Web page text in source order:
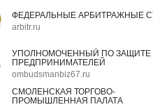
ФЕДЕРАЛЬНЫЕ АРБИТРАЖНЫЕ
arbitr.ru
УПОЛНОМОЧЕННЫЙ ПО ЗАЩИТЕ
ПРЕДПРИНИМАТЕЛЕЙ
ombudsmanbiz67.ru
СМОЛЕНСКАЯ ТОРГОВО-
ПРОМЫШЛЕННАЯ ПАЛАТА